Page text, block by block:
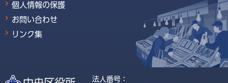
個人情報の保護
お問い合わせ
リンク集
法人番号：